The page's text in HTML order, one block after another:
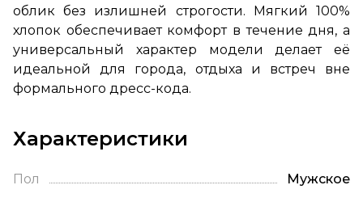
облик без излишней строгости. Мягкий 100%
хлопок обеспечивает комфорт в течение дня, а
универсальный характер модели делает её
идеальной для города, отдыха и встреч вне
формального дресс-кода.
Характеристики
Пол Мужское